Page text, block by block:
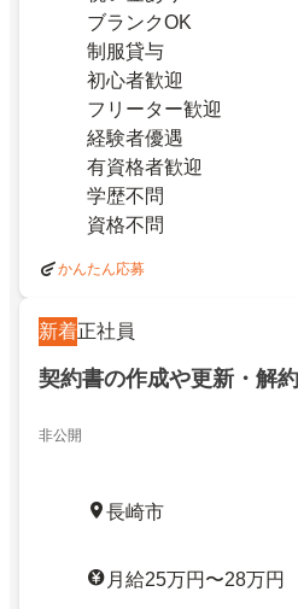
ブランクOK
制服貸与
初心者歓迎
フリーター歓迎
経験者優遇
有資格者歓迎
学歴不問
資格不問
かんたん応募
新着正社員
契約書の作成や更新・解
非公開
長崎市
月給25万円〜28万円